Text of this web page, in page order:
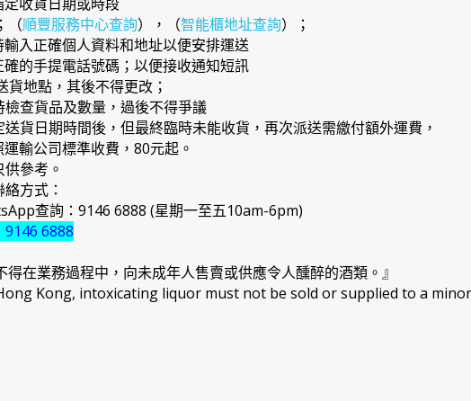
（順豐服務中心查詢），（智能櫃地址查詢）；
入正確個人資料和地址以便安排運送
的手提電話號碼；以便接收通知短訊
地點，其後不得更改；
查貨品及數量，過後不得爭議
貨日期時間後，但最終臨時未能收貨，再次派送需繳付額外運費，
輸公司標準收費，80元起。
參考。
方式：
查詢：9146 6888 (星期一至五10am-6pm)
9146 6888
得在業務過程中，向未成年人售賣或供應令人醺醉的酒類。』
Kong, intoxicating liquor must not be sold or supplied to a